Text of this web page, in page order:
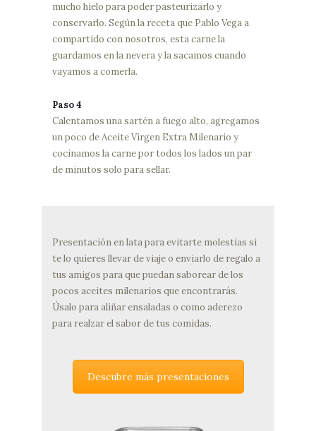
mucho hielo para poder pasteurizarlo y
conservarlo. Según la receta que Pablo Vega a
compartido con nosotros, esta carne la
guardamos en la nevera y la sacamos cuando
vayamos a comerla.
Paso 4
Calentamos una sartén a fuego alto, agregamos
un poco de Aceite Virgen Extra Milenario y
cocinamos la carne por todos los lados un par
de minutos solo para sellar.
Presentación en lata para evitarte molestias si
te lo quieres llevar de viaje o enviarlo de regalo a
tus amigos para que puedan saborear de los
pocos aceites milenarios que encontrarás.
Úsalo para aliñar ensaladas o como aderezo
para realzar el sabor de tus comidas.
Descubre más presentaciones